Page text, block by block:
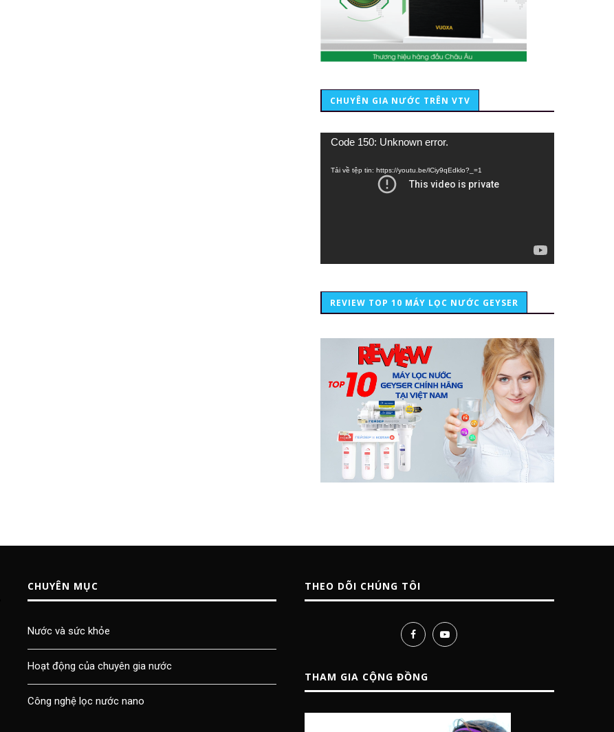
CHUYÊN GIA NƯỚC TRÊN VTV
Trình
Code 150: Unknown error.
Tải về tệp tin: https://youtu.be/lCiy9qEdklo?_=1
REVIEW TOP 10 MÁY LỌC NƯỚC GEYSER
CHUYÊN MỤC
Nước và sức khỏe
Hoạt động của chuyên gia nước
Công nghệ lọc nước nano
THEO DÕI CHÚNG TÔI
THAM GIA CỘNG ĐỒNG